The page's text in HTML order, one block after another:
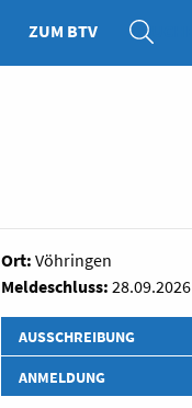
ZUM BTV SUCHE
Ort: Vöhringen
Meldeschluss: 28.09.2026
AUSSCHREIBUNG
ANMELDUNG